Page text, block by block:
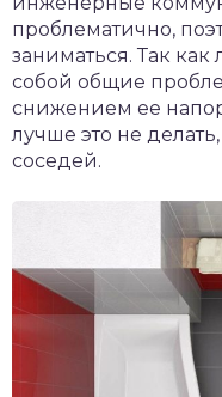
проблематично,
заниматься. Так
собой общие
снижением ее
лучше это не
соседей.